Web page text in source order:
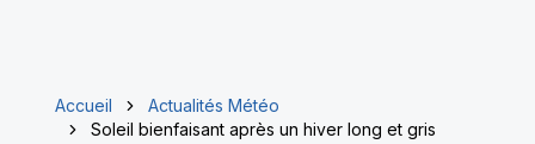
Accueil
Actualités Météo
Soleil bienfaisant après un hiver long et gris